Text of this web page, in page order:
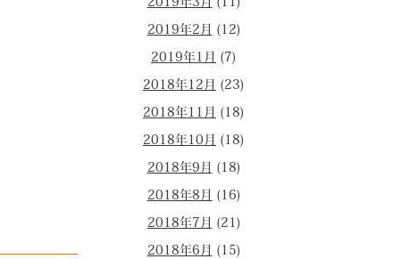
2019年3月 (11)
2019年2月 (12)
2019年1月 (7)
2018年12月 (23)
2018年11月 (18)
2018年10月 (18)
2018年9月 (18)
2018年8月 (16)
2018年7月 (21)
2018年6月 (15)